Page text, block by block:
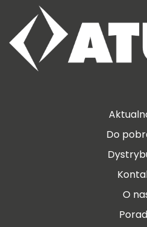
Do
O